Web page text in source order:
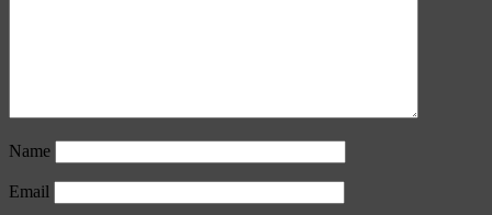
Name
Email